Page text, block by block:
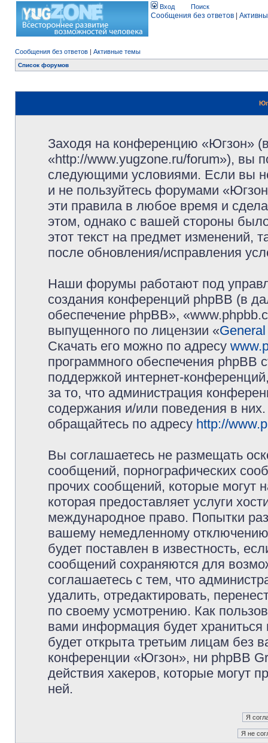
Вход Поиск
Сообщения без ответов
Сообщения без ответов | Активные темы
Список форумов
Заходя на конференцию «Югзон»
«http://www.yugzone.ru/forum»), вы
следующими условиями. Если вы
и не пользуйтесь форумами
эти правила в любое время и
этом, однако с вашей стороны
этот текст на предмет изменений,
после обновления/исправления
Наши форумы работают под
создания конференций phpBB (в
обеспечение phpBB»,
выпущенного по лицензии «
Скачать его можно по адресу
программного обеспечения phpBB
поддержкой интернет-
за то, что администрация
содержания и/или поведения в
обращайтесь по адресу http://
Вы соглашаетесь не размещать
сообщений, порнографических
прочих сообщений, которые могут
которая предоставляет услуги
международное право. Попытки
вашему немедленному
будет поставлен в известность,
сообщений сохраняются для
соглашаетесь с тем, что
удалить, отредактировать,
по своему усмотрению. Как
вами информация будет
будет открыта третьим лицам без
конференции «Югзон», ни phpBB
действия хакеров, которые могут
ней.